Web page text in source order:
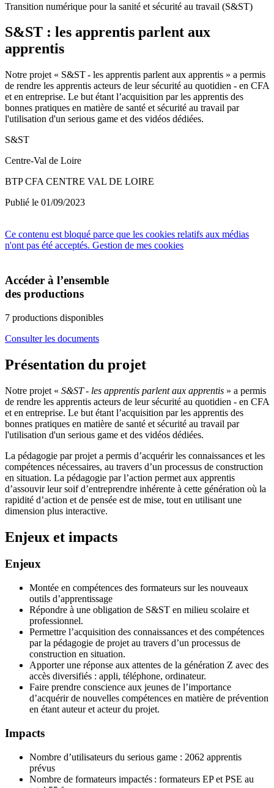
Transition numérique pour la sanité et sécurité au travail (S&ST)
S&ST : les apprentis parlent aux
apprentis
Notre projet « S&ST - les apprentis parlent aux apprentis » a permis
de rendre les apprentis acteurs de leur sécurité au quotidien - en CFA
et en entreprise. Le but étant l’acquisition par les apprentis des
bonnes pratiques en matière de santé et sécurité au travail par
l'utilisation d'un serious game et des vidéos dédiées.
S&ST
Centre-Val de Loire
BTP CFA CENTRE VAL DE LOIRE
Publié le 01/09/2023
Ce contenu est bloqué parce que les cookies relatifs aux médias
n'ont pas été acceptés. Gestion de mes cookies
Accéder à l’ensemble
des productions
7 productions disponibles
Consulter les documents
Présentation du projet
Notre projet « S&ST - les apprentis parlent aux apprentis » a permis
de rendre les apprentis acteurs de leur sécurité au quotidien - en CFA
et en entreprise. Le but étant l’acquisition par les apprentis des
bonnes pratiques en matière de santé et sécurité au travail par
l'utilisation d'un serious game et des vidéos dédiées.
La pédagogie par projet a permis d’acquérir les connaissances et les
compétences nécessaires, au travers d’un processus de construction
en situation. La pédagogie par l’action permet aux apprentis
d’assouvir leur soif d’entreprendre inhérente à cette génération où la
rapidité d’action et de pensée est de mise, tout en utilisant une
dimension plus interactive.
Enjeux et impacts
Enjeux
Montée en compétences des formateurs sur les nouveaux
outils d’apprentissage
Répondre à une obligation de S&ST en milieu scolaire et
professionnel.
Permettre l’acquisition des connaissances et des compétences
par la pédagogie de projet au travers d’un processus de
construction en situation.
Apporter une réponse aux attentes de la génération Z avec des
accès diversifiés : appli, téléphone, ordinateur.
Faire prendre conscience aux jeunes de l’importance
d’acquérir de nouvelles compétences en matière de prévention
en étant auteur et acteur du projet.
Impacts
Nombre d’utilisateurs du serious game : 2062 apprentis
prévus
Nombre de formateurs impactés : formateurs EP et PSE au